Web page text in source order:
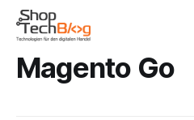
Magento Go